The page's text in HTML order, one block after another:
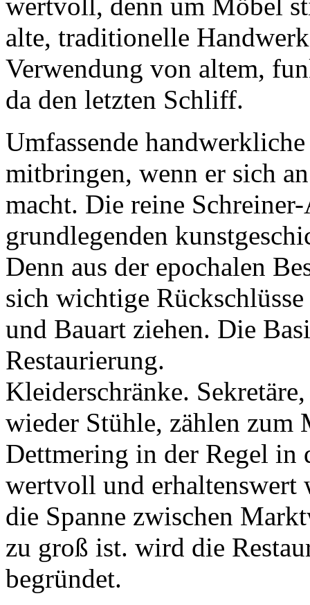
wertvoll, denn um Möbel
alte, traditionelle
Verwendung von altem,
da den letzten Schliff.
Umfassende
mitbringen, wenn er sich
macht. Die reine
grundlegenden
Denn aus der epochalen
sich wichtige
und Bauart ziehen. Die
Restaurierung.
Kleiderschränke.
wieder Stühle, zählen zum
Dettmering in der Regel in
wertvoll und erhaltenswert
die Spanne zwischen
zu groß ist. wird die
begründet.